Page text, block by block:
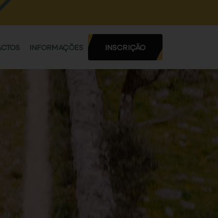
INFORMAÇÕES INSCRIÇÃO